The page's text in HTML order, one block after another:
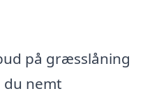
på græsslåning
du nemt